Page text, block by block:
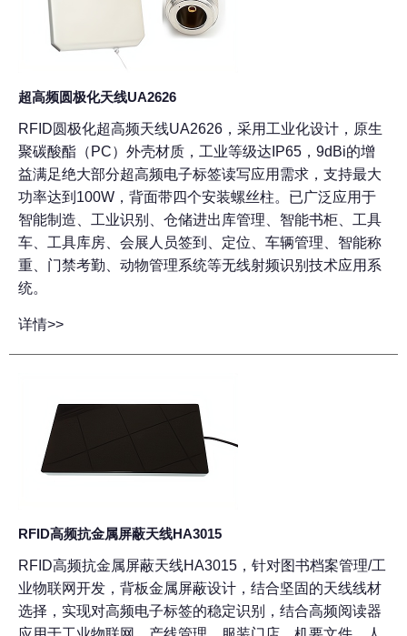
超高频圆极化天线UA2626
RFID圆极化超高频天线UA2626，采用工业化设计，原生
聚碳酸酯（PC）外壳材质，工业等级达IP65，9dBi的增
益满足绝大部分超高频电子标签读写应用需求，支持最大
功率达到100W，背面带四个安装螺丝柱。已广泛应用于
智能制造、工业识别、仓储进出库管理、智能书柜、工具
车、工具库房、会展人员签到、定位、车辆管理、智能称
重、门禁考勤、动物管理系统等无线射频识别技术应用系
统。
详情>>
RFID高频抗金属屏蔽天线HA3015
RFID高频抗金属屏蔽天线HA3015，针对图书档案管理/工
业物联网开发，背板金属屏蔽设计，结合坚固的天线线材
选择，实现对高频电子标签的稳定识别，结合高频阅读器